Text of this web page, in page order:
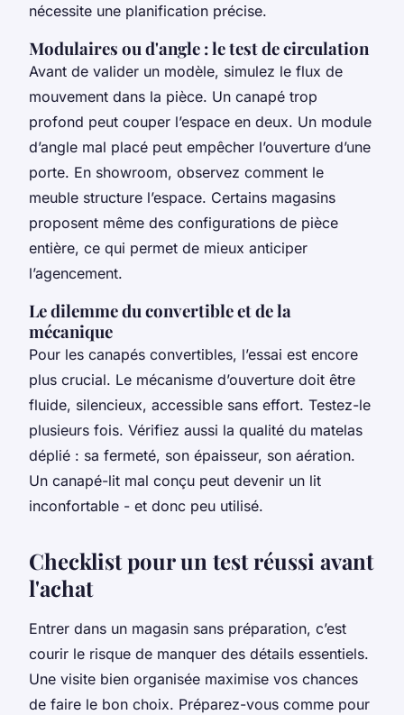
nécessite une planification précise.
Modulaires ou d'angle : le test de circulation
Avant de valider un modèle, simulez le flux de
mouvement dans la pièce. Un canapé trop
profond peut couper l’espace en deux. Un module
d’angle mal placé peut empêcher l’ouverture d’une
porte. En showroom, observez comment le
meuble structure l’espace. Certains magasins
proposent même des configurations de pièce
entière, ce qui permet de mieux anticiper
l’agencement.
Le dilemme du convertible et de la
mécanique
Pour les canapés convertibles, l’essai est encore
plus crucial. Le mécanisme d’ouverture doit être
fluide, silencieux, accessible sans effort. Testez-le
plusieurs fois. Vérifiez aussi la qualité du matelas
déplié : sa fermeté, son épaisseur, son aération.
Un canapé-lit mal conçu peut devenir un lit
inconfortable - et donc peu utilisé.
Checklist pour un test réussi avant
l'achat
Entrer dans un magasin sans préparation, c’est
courir le risque de manquer des détails essentiels.
Une visite bien organisée maximise vos chances
de faire le bon choix. Préparez-vous comme pour